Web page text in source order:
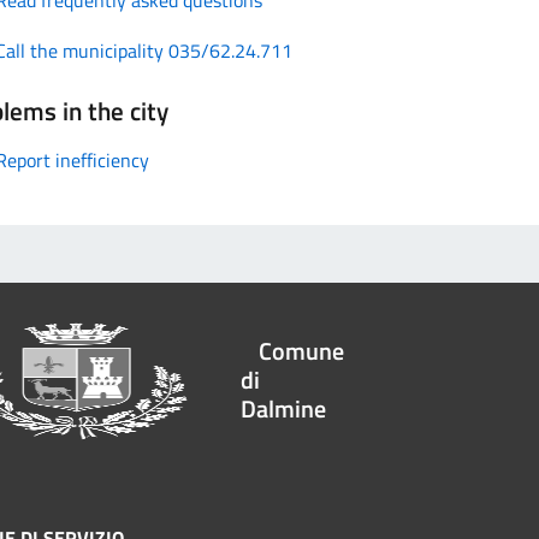
the municipality 035/62.24.711
in the city
inefficiency
Comune
di
Dalmine